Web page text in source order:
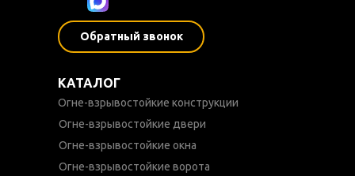
КАТАЛОГ
Обратный звонок
Огне-взрывостойкие двери
Огне-взрывостойкие конструкции
Огне-взрывостойкие окна
Огне-взрывостойкие ворота